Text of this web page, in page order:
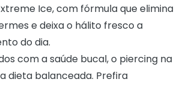
Ice, com fórmula que elimina
e deixa o hálito fresco a
do dia.
com a saúde bucal, o piercing na
dieta balanceada. Prefira